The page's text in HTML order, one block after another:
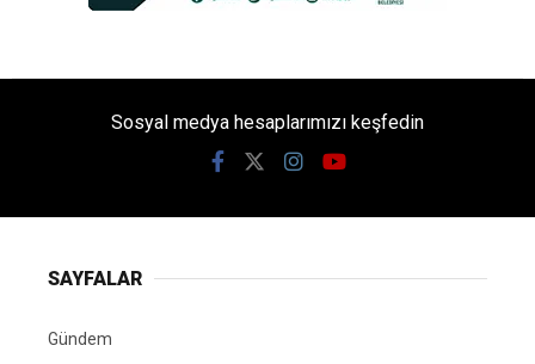
Sosyal medya hesaplarımızı keşfedin
SAYFALAR
Gündem